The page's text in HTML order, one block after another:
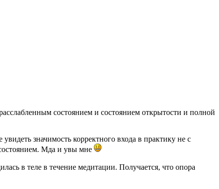
состоянием и состоянием открытости и полной
значимость корректного входа в практику не с
Мда и увы мне
в теле в течение медитации. Получается, что опора